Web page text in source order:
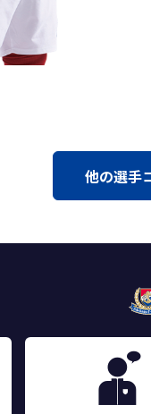
他の選手